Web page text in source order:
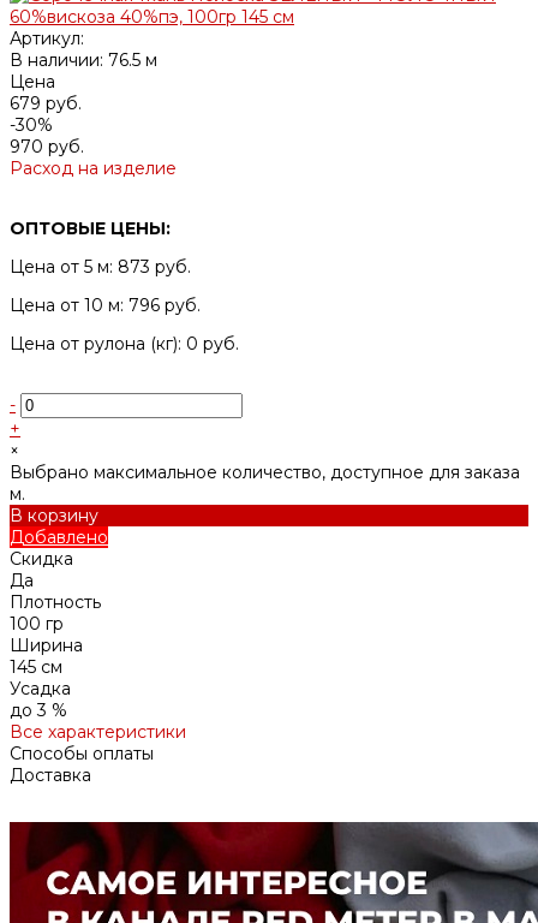
Артикул:
В наличии: 76.5 м
Цена
679 руб.
-30%
970 руб.
Расход на изделие
ОПТОВЫЕ ЦЕНЫ:
Цена от 5 м: 873 руб.
Цена от 10 м: 796 руб.
Цена от рулона (кг): 0 руб.
-
+
×
Выбрано максимальное количество, доступное для заказа
м.
В корзину
Добавлено
Скидка
Да
Плотность
100 гр
Ширина
145 см
Усадка
до 3 %
Все характеристики
Способы оплаты
Доставка